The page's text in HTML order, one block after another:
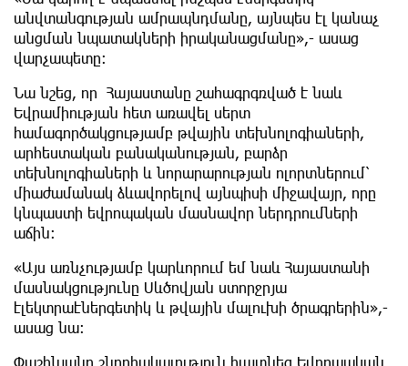
անվտանգության ամրապնդմանը, այնպես էլ կանաչ
անցման նպատակների իրականացմանը»,- ասաց
վարչապետը։
Նա նշեց, որ Հայաստանը շահագրգռված է նաև
Եվրամիության հետ առավել սերտ
համագործակցությամբ թվային տեխնոլոգիաների,
արհեստական բանականության, բարձր
տեխնոլոգիաների և նորարարության ոլորտներում՝
միաժամանակ ձևավորելով այնպիսի միջավայր, որը
կնպաստի եվրոպական մասնավոր ներդրումների
աճին։
«Այս առնչությամբ կարևորում եմ նաև Հայաստանի
մասնակցությունը Սևծովյան ստորջրյա
էլեկտրաէներգետիկ և թվային մալուխի ծրագրերին»,-
ասաց նա։
Փաշինյանը շնորհակալություն հայտնեց Եվրոպական